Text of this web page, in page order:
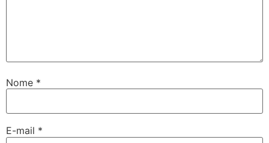
Nome *
E-mail *